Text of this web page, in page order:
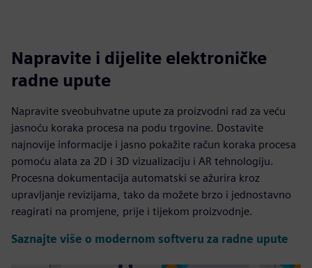
Napravite i dijelite elektroničke
radne upute
Napravite sveobuhvatne upute za proizvodni rad za veću
jasnoću koraka procesa na podu trgovine. Dostavite
najnovije informacije i jasno pokažite račun koraka procesa
pomoću alata za 2D i 3D vizualizaciju i AR tehnologiju.
Procesna dokumentacija automatski se ažurira kroz
upravljanje revizijama, tako da možete brzo i jednostavno
reagirati na promjene, prije i tijekom proizvodnje.
Saznajte više o modernom softveru za radne upute